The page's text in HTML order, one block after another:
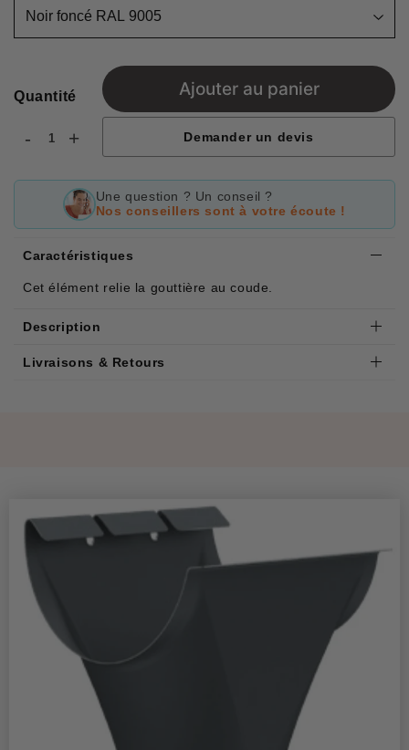
Quantité
- +
Ajouter au panier
Demander un devis
Une question ? Un conseil ?
Nos conseillers sont à votre écoute !
Caractéristiques
Cet élément relie la gouttière au coude.
Description
Livraisons & Retours